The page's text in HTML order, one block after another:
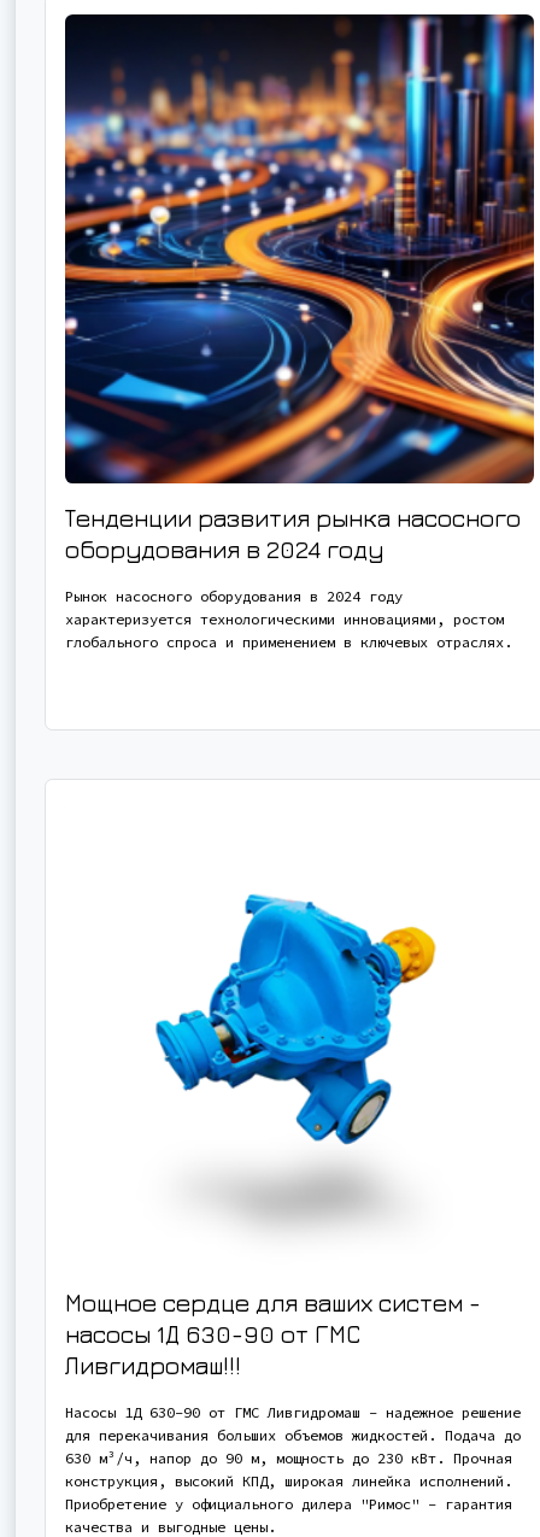
Тенденции развития рынка насосного
оборудования в 2024 году
Рынок насосного оборудования в 2024 году
характеризуется технологическими инновациями, ростом
глобального спроса и применением в ключевых отраслях.
Мощное сердце для ваших систем -
насосы 1Д 630-90 от ГМС
Ливгидромаш!!!
Насосы 1Д 630-90 от ГМС Ливгидромаш - надежное решение
для перекачивания больших объемов жидкостей. Подача до
630 м³/ч, напор до 90 м, мощность до 230 кВт. Прочная
конструкция, высокий КПД, широкая линейка исполнений.
Приобретение у официального дилера "Римос" - гарантия
качества и выгодные цены.